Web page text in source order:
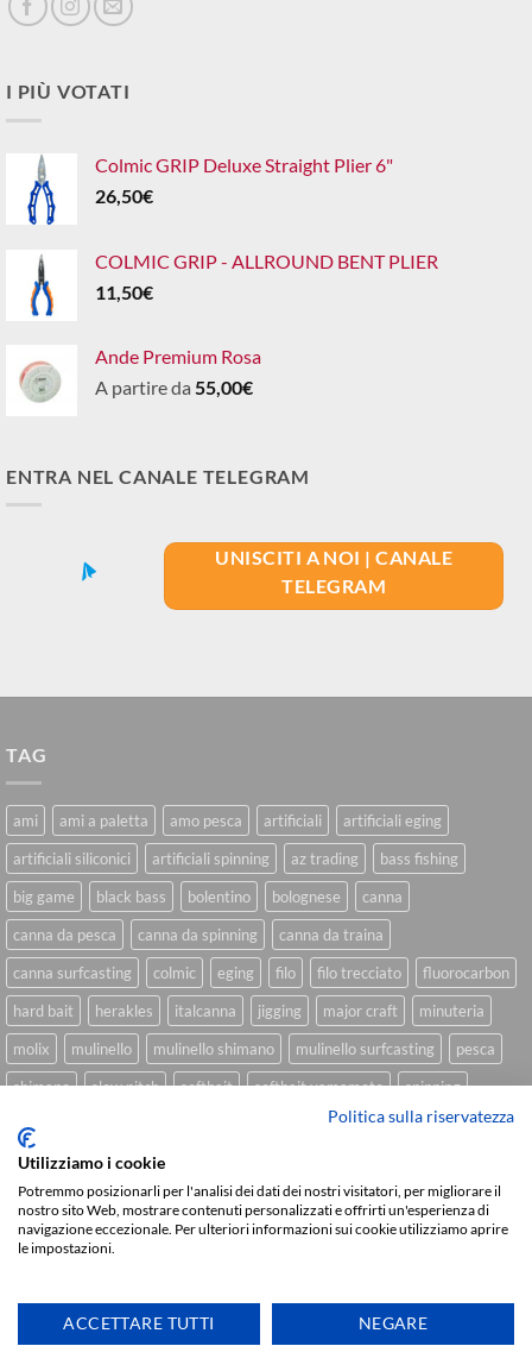
I PIÙ VOTATI
Colmic GRIP Deluxe Straight Plier 6"
26,50€
COLMIC GRIP - ALLROUND BENT PLIER
11,50€
Ande Premium Rosa
A partire da 55,00€
ENTRA NEL CANALE TELEGRAM
UNISCITI A NOI | CANALE
TELEGRAM
TAG
ami ami a paletta amo pesca artificiali
artificiali eging
artificiali siliconici
artificiali spinning az trading
bass fishing
big game
black bass bolentino bolognese
canna
canna da pesca
canna da spinning
canna da traina
canna surfcasting
colmic eging filo filo trecciato
fluorocarbon
hard bait
herakles italcanna jigging major craft
minuteria
molix
mulinello mulinello shimano mulinello surfcasting
pesca
shimano
slow pitch softbait softbait yamamoto
spinning
spinning inshore
trecciato trolling tubertini
Sviluppato daWe Blink Design
Delivery
CHI SIAMO BLOG FAQ CONTATTI
Copyright 2026 © IlMaestralePesca.it
Politica sulla riservatezza
Utilizziamo i cookie
Potremmo posizionarli per l'analisi dei dati dei nostri visitatori, per migliorare il
nostro sito Web, mostrare contenuti personalizzati e offrirti un'esperienza di
navigazione eccezionale. Per ulteriori informazioni sui cookie utilizziamo aprire
le impostazioni.
ACCETTARE TUTTI NEGARE